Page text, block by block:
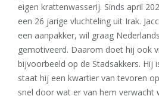
eigen krattenwasserij. Sinds april
een 26 jarige vluchteling uit Irak.
een aanpakker, wil graag
gemotiveerd. Daarom doet hij ook
bijvoorbeeld op de Stadsakkers. Hij
staat hij een kwartier van tevoren
snel door wat er van hem verwacht